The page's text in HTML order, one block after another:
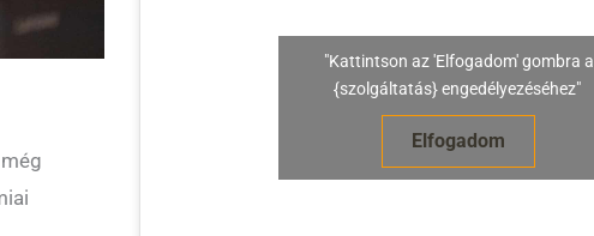
"Kattintson az 'Elfogadom' gombra a
{szolgáltatás} engedélyezéséhez"
Elfogadom